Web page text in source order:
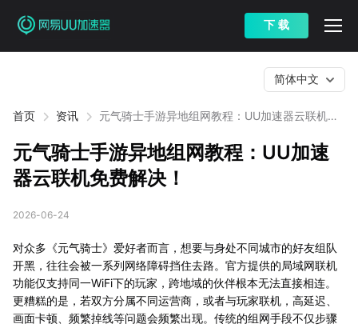
下 载
首页 资讯
元气骑士手游异地组网教程：UU加速器云联机免
简体中文
元气骑士手游异地组网教程：UU加速
器云联机免费解决！
2026-06-24
对众多《元气骑士》爱好者而言，想要与身处不同城市的好友组队
开黑，往往会被一系列网络障碍挡住去路。官方提供的局域网联机
功能仅支持同一WiFi下的玩家，跨地域的伙伴根本无法直接相连。
更糟糕的是，若双方分属不同运营商，或者与玩家联机，高延迟、
画面卡顿、频繁掉线等问题会频繁出现。传统的组网手段不仅步骤